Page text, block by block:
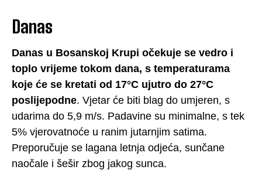
Danas
Danas u Bosanskoj Krupi očekuje se vedro i
toplo vrijeme tokom dana, s temperaturama
koje će se kretati od 17°C ujutro do 27°C
poslijepodne. Vjetar će biti blag do umjeren, s
udarima do 5,9 m/s. Padavine su minimalne, s tek
5% vjerovatnoće u ranim jutarnjim satima.
Preporučuje se lagana letnja odjeća, sunčane
naočale i šešir zbog jakog sunca.